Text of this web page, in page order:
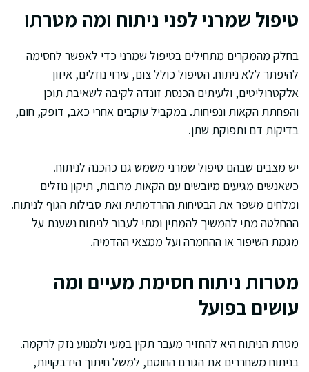
טיפול שמרני לפני ניתוח ומה מטרתו
בחלק מהמקרים מתחילים בטיפול שמרני כדי לאפשר לחסימה
להיפתר ללא ניתוח. הטיפול כולל צום, עירוי נוזלים, איזון
אלקטרוליטים, ולעיתים הכנסת זונדה לקיבה לשאיבת תוכן
והפחתת הקאות ונפיחות. במקביל עוקבים אחרי כאב, דופק, חום,
בדיקות דם ותפוקת שתן.
יש מצבים שבהם טיפול שמרני משמש גם כהכנה לניתוח.
כשאנשים מגיעים מיובשים עם הקאות מרובות, תיקון נוזלים
ומלחים משפר את הבטיחות ההרדמתית ואת סבילות הגוף לניתוח.
ההחלטה מתי להמשיך להמתין ומתי לעבור לניתוח נשענת על
מגמת השיפור או ההחמרה ועל ממצאי ההדמיה.
מטרות ניתוח חסימת מעיים ומה
עושים בפועל
מטרת הניתוח היא להחזיר מעבר תקין במעי ולמנוע נזק לרקמה.
בניתוח משחררים את הגורם החוסם, למשל חיתוך הידבקויות,